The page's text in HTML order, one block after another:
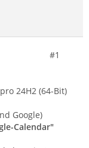
#1
24H2 (64-Bit)
Google)
Calendar"